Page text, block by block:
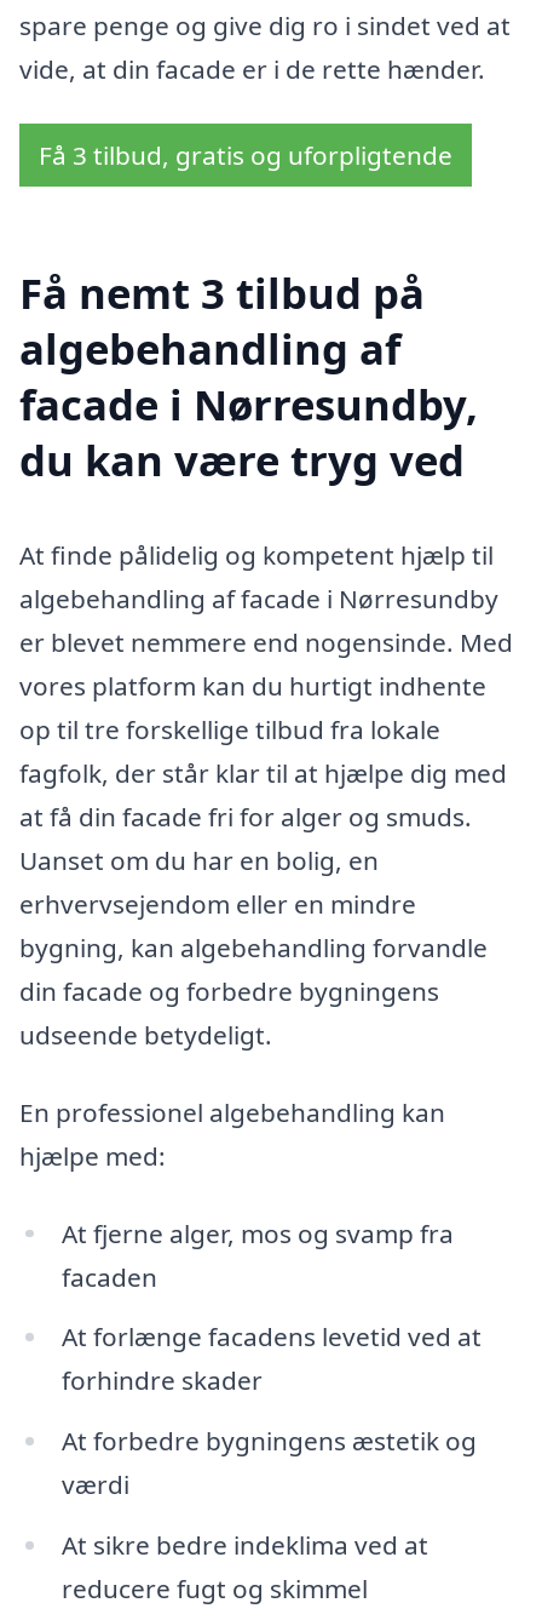
spare penge og give dig ro i sindet ved at
vide, at din facade er i de rette hænder.
Få 3 tilbud, gratis og uforpligtende
Få nemt 3 tilbud på
algebehandling af
facade i Nørresundby,
du kan være tryg ved
At finde pålidelig og kompetent hjælp til
algebehandling af facade i Nørresundby
er blevet nemmere end nogensinde. Med
vores platform kan du hurtigt indhente
op til tre forskellige tilbud fra lokale
fagfolk, der står klar til at hjælpe dig med
at få din facade fri for alger og smuds.
Uanset om du har en bolig, en
erhvervsejendom eller en mindre
bygning, kan algebehandling forvandle
din facade og forbedre bygningens
udseende betydeligt.
En professionel algebehandling kan
hjælpe med:
At fjerne alger, mos og svamp fra
facaden
At forlænge facadens levetid ved at
forhindre skader
At forbedre bygningens æstetik og
værdi
At sikre bedre indeklima ved at
reducere fugt og skimmel